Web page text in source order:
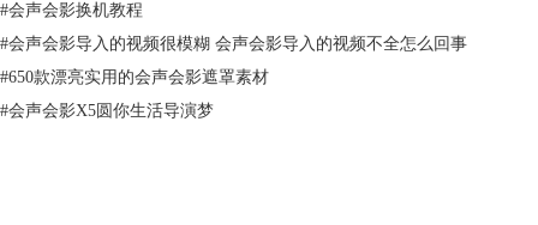
#会声会影换机教程
#会声会影导入的视频很模糊 会声会影导入的视频不全怎么回事
#650款漂亮实用的会声会影遮罩素材
#会声会影X5圆你生活导演梦